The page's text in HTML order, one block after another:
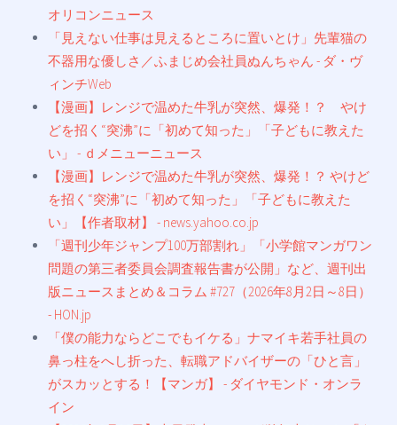
オリコンニュース
「見えない仕事は見えるところに置いとけ」先輩猫の
不器用な優しさ／ふまじめ会社員ぬんちゃん - ダ・ヴ
ィンチWeb
【漫画】レンジで温めた牛乳が突然、爆発！？ やけ
どを招く“突沸”に「初めて知った」「子どもに教えた
い」 - ｄメニューニュース
【漫画】レンジで温めた牛乳が突然、爆発！？ やけど
を招く“突沸”に「初めて知った」「子どもに教えた
い」【作者取材】 - news.yahoo.co.jp
「週刊少年ジャンプ100万部割れ」「小学館マンガワン
問題の第三者委員会調査報告書が公開」など、週刊出
版ニュースまとめ＆コラム #727（2026年8月2日～8日）
- HON.jp
「僕の能力ならどこでもイケる」ナマイキ若手社員の
鼻っ柱をへし折った、転職アドバイザーの「ひと言」
がスカッとする！【マンガ】 - ダイヤモンド・オンラ
イン